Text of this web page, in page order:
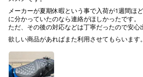
メーカーが夏期休暇という事で入荷が1週間ほ
に分かっていたのなら連絡がほしかったです。
ただ、その後の対応などは丁寧だったので安心
欲しい商品があればまた利用させてもらいます。